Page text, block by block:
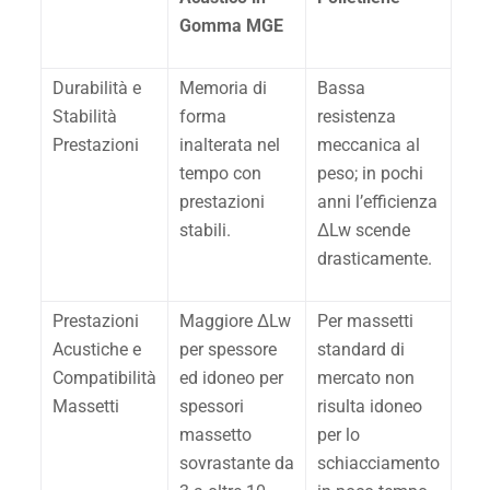
Gomma MGE
Durabilità e
Stabilità
Prestazioni
Memoria di
forma
inalterata nel
tempo con
prestazioni
stabili.
Bassa
resistenza
meccanica al
peso; in pochi
anni l’efficienza
ΔLw scende
drasticamente.
Prestazioni
Acustiche e
Compatibilità
Massetti
Maggiore ΔLw
per spessore
ed idoneo per
spessori
massetto
sovrastante da
Per massetti
standard di
mercato non
risulta idoneo
per lo
schiacciamento